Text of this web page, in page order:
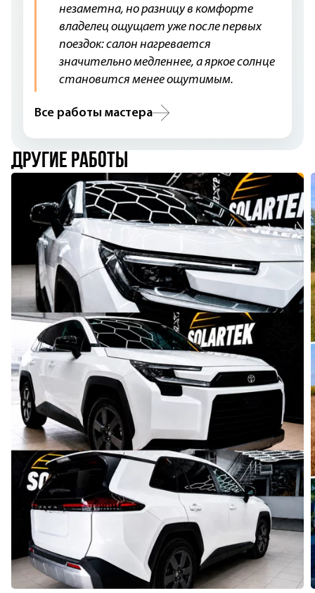
незаметна, но разницу в комфорте
владелец ощущает уже после первых
поездок: салон нагревается
значительно медленнее, а яркое солнце
становится менее ощутимым.
Все работы мастера
другие работы